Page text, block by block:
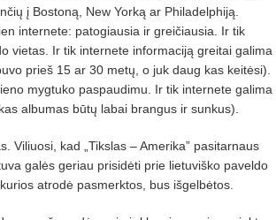
į Bostoną, New Yorką ar Philadelphiją.
internete: patogiausia ir greičiausia. Ir tik
vietas. Ir tik internete informaciją greitai galima
prieš 15 ar 30 metų, o juk daug kas keitėsi).
mygtuko paspaudimu. Ir tik internete galima
albumas būtų labai brangus ir sunkus).
Viliuosi, kad „Tikslas – Amerika” pasitarnaus
galės geriau prisidėti prie lietuviško paveldo
atrodė pasmerktos, bus išgelbėtos.